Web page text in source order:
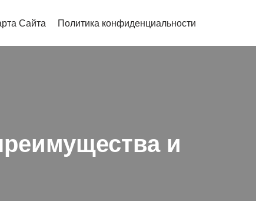
Сайта Политика конфиденциальности
и